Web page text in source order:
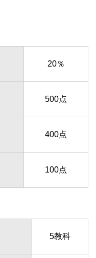
20％
500点
400点
100点
5教科